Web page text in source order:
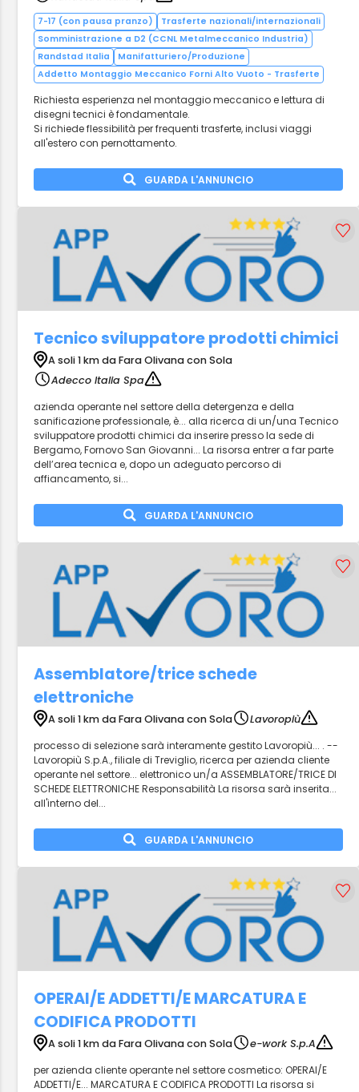
7-17 (con pausa pranzo)
Trasferte nazionali/internazionali
Somministrazione a D2 (CCNL Metalmeccanico Industria)
Randstad Italia
Manifatturiero/Produzione
Addetto Montaggio Meccanico Forni Alto Vuoto - Trasferte
Richiesta esperienza nel montaggio meccanico e lettura di
disegni tecnici è fondamentale.
Si richiede flessibilità per frequenti trasferte, inclusi viaggi
all'estero con pernottamento.
GUARDA L'ANNUNCIO
Tecnico sviluppatore prodotti chimici
A soli 1 km da Fara Olivana con Sola
Adecco Italia Spa
azienda operante nel settore della detergenza e della
sanificazione professionale, è... alla ricerca di un/una Tecnico
sviluppatore prodotti chimici da inserire presso la sede di
Bergamo, Fornovo San Giovanni... La risorsa entrer a far parte
dell’area tecnica e, dopo un adeguato percorso di
affiancamento, si...
GUARDA L'ANNUNCIO
Assemblatore/trice schede
elettroniche
A soli 1 km da Fara Olivana con Sola
Lavoropiù
processo di selezione sarà interamente gestito Lavoropiù... . --
Lavoropiù S.p.A., filiale di Treviglio, ricerca per azienda cliente
operante nel settore... elettronico un/a ASSEMBLATORE/TRICE DI
SCHEDE ELETTRONICHE Responsabilità La risorsa sarà inserita...
all'interno del...
GUARDA L'ANNUNCIO
OPERAI/E ADDETTI/E MARCATURA E
CODIFICA PRODOTTI
A soli 1 km da Fara Olivana con Sola
e-work S.p.A
per azienda cliente operante nel settore cosmetico: OPERAI/E
ADDETTI/E... MARCATURA E CODIFICA PRODOTTI La risorsa si